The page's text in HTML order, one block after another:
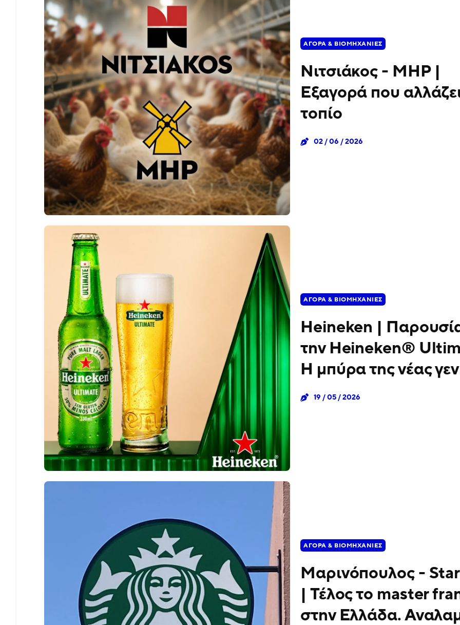
ΑΓΟΡΆ & ΒΙΟΜΗΧΑΝΊΕΣ
Νιτσιάκος - MHP |
Εξαγορά που
τοπίο
02 / 06 / 2026
ΑΓΟΡΆ & ΒΙΟΜΗΧΑΝΊΕΣ
Heineken |
την Heineken®
Η μπύρα της νέας
19 / 05 / 2026
ΑΓΟΡΆ & ΒΙΟΜΗΧΑΝΊΕΣ
Μαρινόπουλος -
| Τέλος το master
στην Ελλάδα.